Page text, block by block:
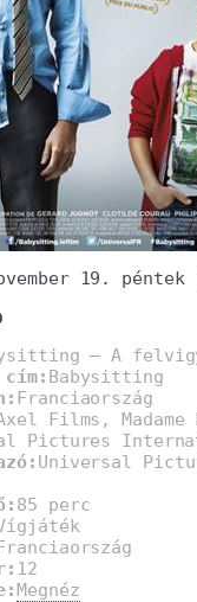
19. péntek
– A
Babysitting
Franciaország
Films,
Pictures
Universal
85 perc
12
Megnéz